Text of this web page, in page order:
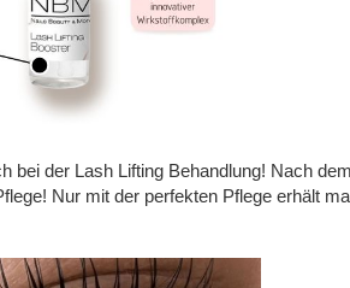
bei der Lash Lifting Behandlung! Nach
Nur mit der perfekten Pflege erhält